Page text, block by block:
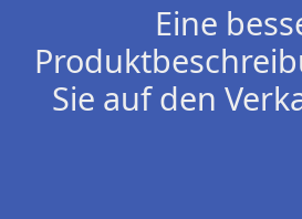
Eine
Sie auf den